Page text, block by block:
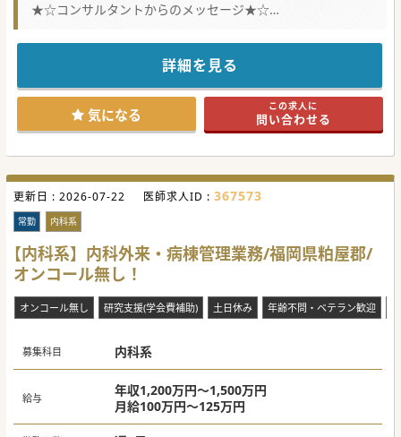
★☆コンサルタントからのメッセージ★☆
糟屋郡篠栗町にございますケアミックス病院でのご勤務で
内科系のコンサルとして外来対応や病棟管理が出来る方をお
ご興味がございましたらお気軽にお問い合わせください。
#秋入職可
詳細を見る
気になる この求人に
問い合わせる
更新日 : 2026-07-22 医師求人ID : 367573
常勤 内科系
【内科系】内科外来・病棟管理業務/福岡県粕屋郡/
オンコール無し！
オンコール無し 研究支援(学会費補助) 土日休み 年齢不問・ベテラン歓迎
募集科目 内科系
給与
年収1,200万円～1,500万円
月給100万円～125万円